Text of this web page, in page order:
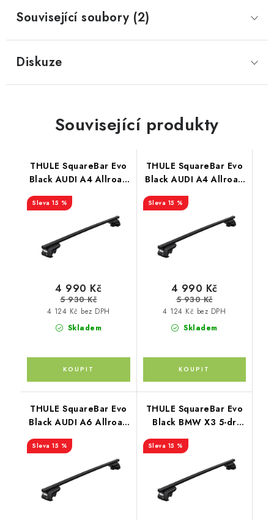
Související soubory (2)
Diskuze
Související produkty
THULE SquareBar Evo
Black AUDI A4 Allroad
5-dr Estate 08-15
15 %
Skladem
4 124 Kč bez DPH
4 990 Kč
5 930 Kč
THULE SquareBar Evo
Black AUDI A4 Allroad
5-dr Estate 16-
15 %
Skladem
4 124 Kč bez DPH
4 990 Kč
5 930 Kč
THULE SquareBar Evo
Black AUDI A6 Allroad
5-dr Estate 06-
15 %
THULE SquareBar Evo
Black BMW X3 5-dr
SUV 03-10
15 %